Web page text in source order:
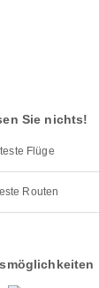
Sie nichts!
Flüge
Routen